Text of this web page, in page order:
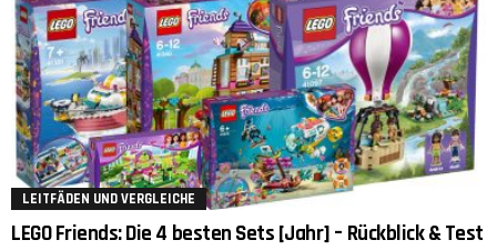
LEITFÄDEN UND VERGLEICHE
LEGO Friends: Die 4 besten Sets [Jahr] – Rückblick & Test